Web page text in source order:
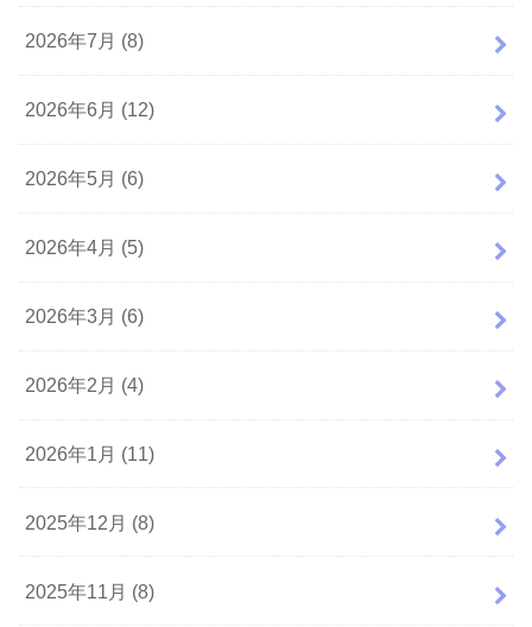
2026年7月 (8)
2026年6月 (12)
2026年5月 (6)
2026年4月 (5)
2026年3月 (6)
2026年2月 (4)
2026年1月 (11)
2025年12月 (8)
2025年11月 (8)